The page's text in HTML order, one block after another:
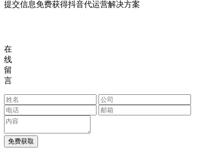
提交信息免费获得抖音代运营解决方案
在
线
留
言